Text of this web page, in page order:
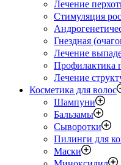
Лечение
Стимуляция
Гнездная
Лечение
Профилактика
Лечение
Косметика для волос
Шампуни
Бальзамы
Сыворотки
Пилинги для
Маски